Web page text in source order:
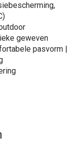
geweven
pasvorm |